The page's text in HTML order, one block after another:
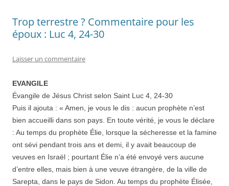
Trop terrestre ? Commentaire pour les
époux : Luc 4, 24-30
Laisser un commentaire
EVANGILE
Évangile de Jésus Christ selon Saint Luc 4, 24-30
Puis il ajouta : « Amen, je vous le dis : aucun prophète n’est
bien accueilli dans son pays. En toute vérité, je vous le déclare
: Au temps du prophète Élie, lorsque la sécheresse et la famine
ont sévi pendant trois ans et demi, il y avait beaucoup de
veuves en Israël ; pourtant Élie n’a été envoyé vers aucune
d’entre elles, mais bien à une veuve étrangère, de la ville de
Sarepta, dans le pays de Sidon. Au temps du prophète Élisée,